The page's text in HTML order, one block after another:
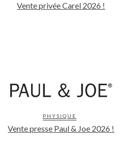
Vente privée Carel 2026 !
PHYSIQUE
Vente presse Paul & Joe 2026 !